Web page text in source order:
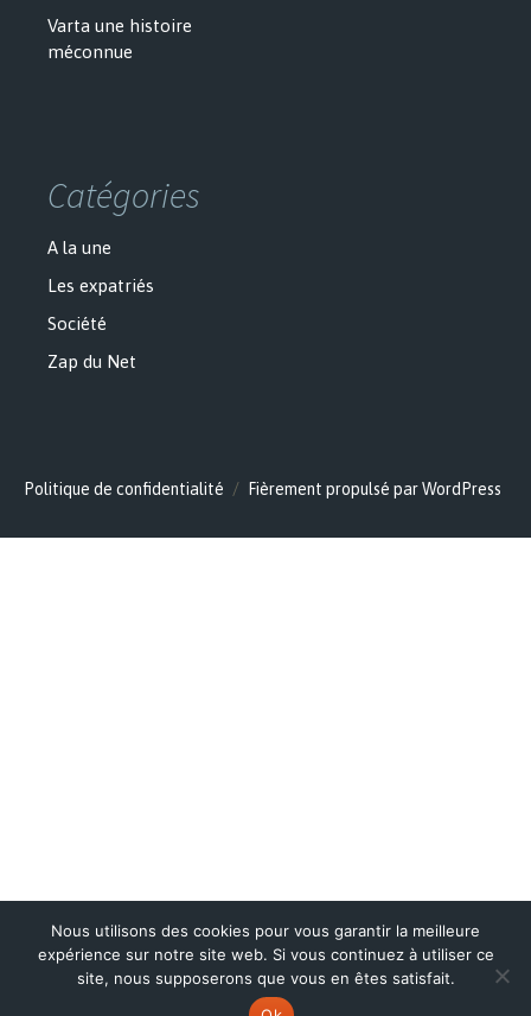
Varta une histoire
méconnue
Catégories
A la une
Les expatriés
Société
Zap du Net
Politique de confidentialité Fièrement propulsé par WordPress
Nous utilisons des cookies pour vous garantir la meilleure
expérience sur notre site web. Si vous continuez à utiliser ce
site, nous supposerons que vous en êtes satisfait.